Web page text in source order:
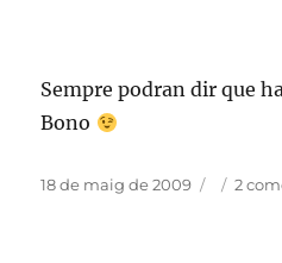
Sempre podran dir que
Bono
Publicat
18 de maig de 2009 2